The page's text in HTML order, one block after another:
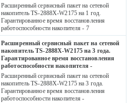
Расширенный сервисный пакет на сетевой
накопитель TS-2888X-W2175 на 1 год.
Гарантированное время восстановления
работоспособности накопителя - 7
Расширенный сервисный пакет на сетевой
накопитель TS-2888X-W2175 на 3 года.
Гарантированное время восстановления
работоспособности накопителя -
Расширенный сервисный пакет на сетевой
накопитель TS-2888X-W2175 на 3 года.
Гарантированное время восстановления
работоспособности накопителя -